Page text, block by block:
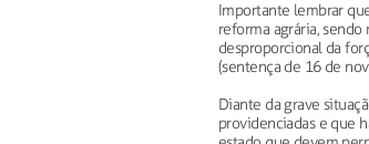
Importante lembrar
reforma agrária,
desproporcional da
(sentença de 16 de
Diante da grave
providenciadas e que